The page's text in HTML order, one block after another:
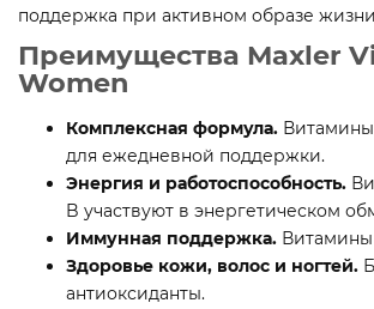
поддержка при активном образе
Преимущества Maxler
Women
Комплексная формула.
для ежедневной поддержки.
Энергия и работоспособность.
B участвуют в энергетическом
Иммунная поддержка. Витамины
Здоровье кожи, волос и ногтей.
антиоксиданты.